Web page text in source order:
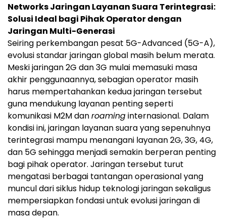
Networks Jaringan Layanan Suara Terintegrasi:
Solusi Ideal bagi Pihak Operator dengan
Jaringan Multi-Generasi
Seiring perkembangan pesat 5G-Advanced (5G-A),
evolusi standar jaringan global masih belum merata.
Meski jaringan 2G dan 3G mulai memasuki masa
akhir penggunaannya, sebagian operator masih
harus mempertahankan kedua jaringan tersebut
guna mendukung layanan penting seperti
komunikasi M2M danroaminginternasional. Dalam
kondisi ini, jaringan layanan suara yang sepenuhnya
terintegrasi mampu menangani layanan 2G, 3G, 4G,
dan 5G sehingga menjadi semakin berperan penting
bagi pihak operator. Jaringan tersebut turut
mengatasi berbagai tantangan operasional yang
muncul dari siklus hidup teknologi jaringan sekaligus
mempersiapkan fondasi untuk evolusi jaringan di
masa depan.